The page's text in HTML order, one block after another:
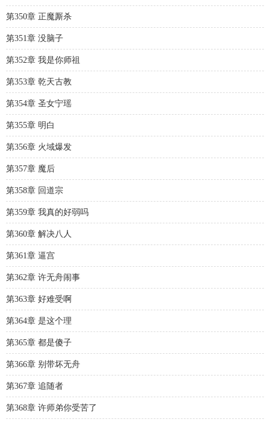
第350章 正魔厮杀
第351章 没脑子
第352章 我是你师祖
第353章 乾天古教
第354章 圣女宁瑶
第355章 明白
第356章 火域爆发
第357章 魔后
第358章 回道宗
第359章 我真的好弱吗
第360章 解决八人
第361章 逼宫
第362章 许无舟闹事
第363章 好难受啊
第364章 是这个理
第365章 都是傻子
第366章 别带坏无舟
第367章 追随者
第368章 许师弟你受苦了